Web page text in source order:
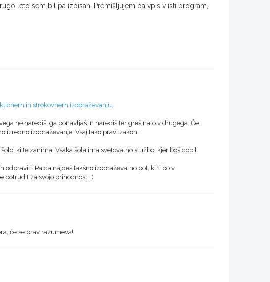
leto sem bil pa izpisan. Premišljujem pa vpis v isti program,
in strokovnem izobraževanju.
ne narediš, ga ponavljaš in narediš ter greš nato v drugega. Če
izredno izobraževanje. Vsaj tako pravi zakon.
ki te zanima. Vsaka šola ima svetovalno službo, kjer boš dobil
Pa da najdeš takšno izobraževalno pot, ki ti bo v
potrudit za svojo prihodnost! :)
če se prav razumeva!